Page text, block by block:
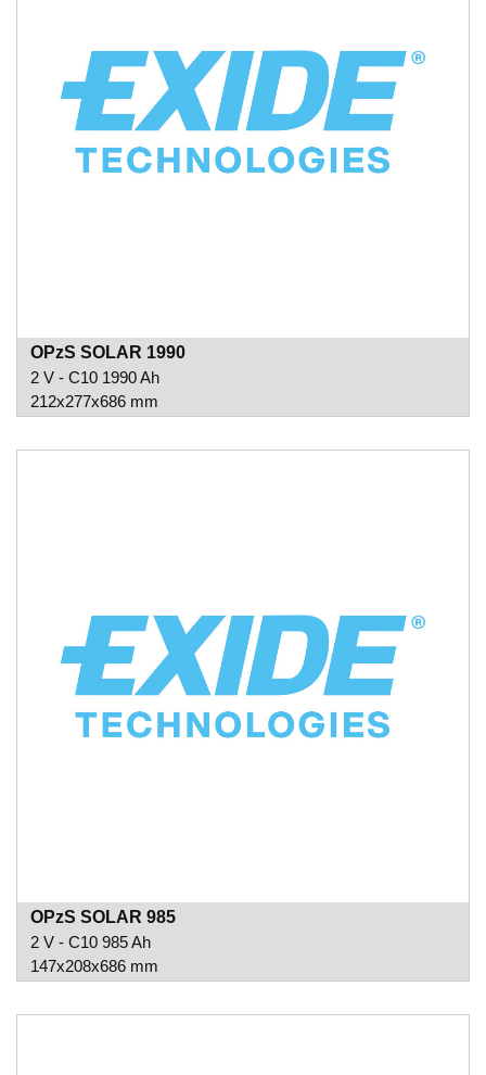
OPzS SOLAR 1990
2 V - C10 1990 Ah
212x277x686 mm
OPzS SOLAR 985
2 V - C10 985 Ah
147x208x686 mm